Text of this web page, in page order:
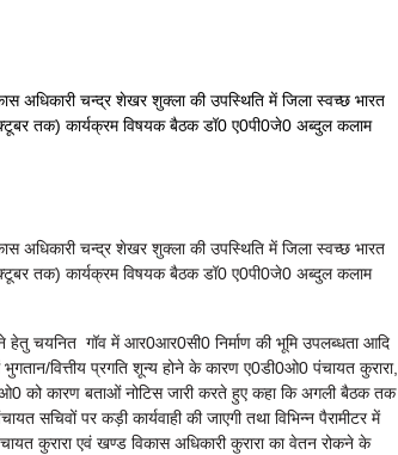
अधिकारी चन्द्र शेखर शुक्ला की उपस्थिति में जिला स्वच्छ भारत
तक) कार्यक्रम विषयक बैठक डॉ0 ए0पी0जे0 अब्दुल कलाम
अधिकारी चन्द्र शेखर शुक्ला की उपस्थिति में जिला स्वच्छ भारत
तक) कार्यक्रम विषयक बैठक डॉ0 ए0पी0जे0 अब्दुल कलाम
हेतु चयनित गॉव में आर0आर0सी0 निर्माण की भूमि उपलब्धता आदि
वित्तीय प्रगति शून्य होने के कारण ए0डी0ओ0 पंचायत कुरारा,
को कारण बताओं नोटिस जारी करते हुए कहा कि अगली बैठक तक
सचिवों पर कड़ी कार्यवाही की जाएगी तथा विभिन्न पैरामीटर में
कुरारा एवं खण्ड विकास अधिकारी कुरारा का वेतन रोकने के